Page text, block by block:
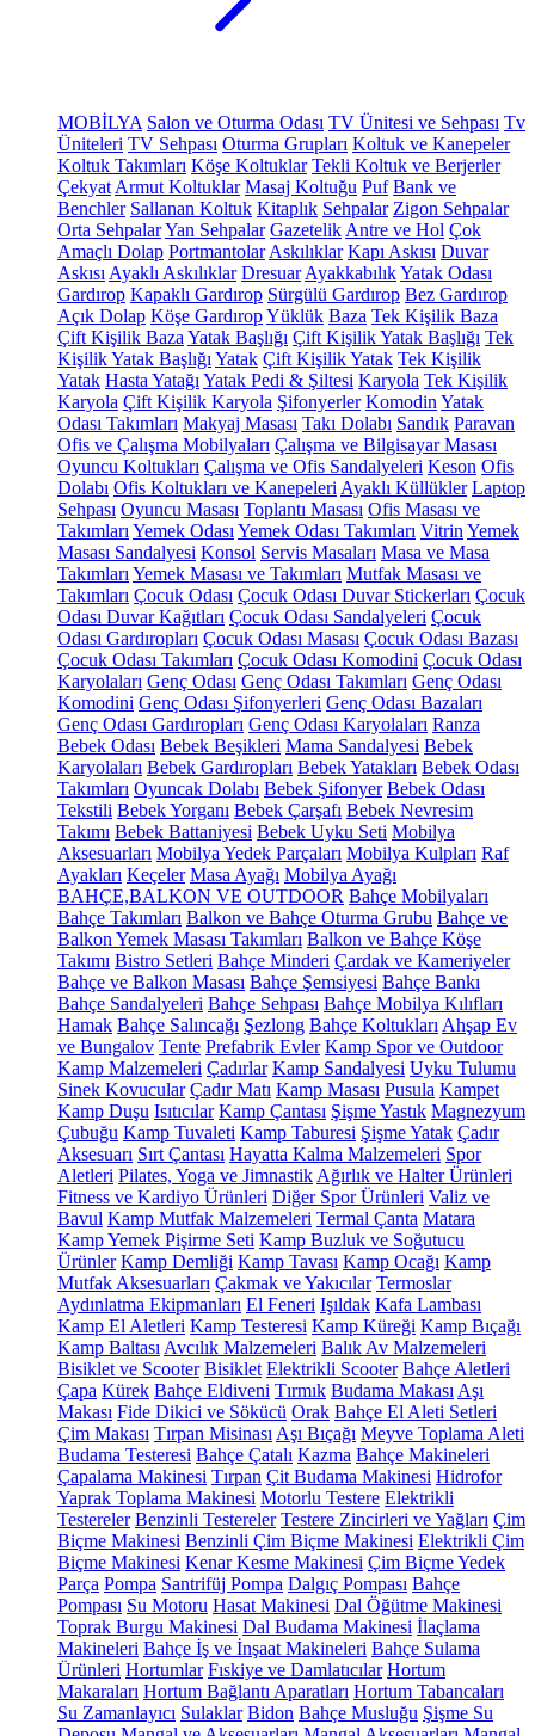
MOBİLYA Salon ve Oturma Odası TV Ünitesi ve Sehpası Tv
Üniteleri TV Sehpası Oturma Grupları Koltuk ve Kanepeler
Koltuk Takımları Köşe Koltuklar Tekli Koltuk ve Berjerler
Çekyat Armut Koltuklar Masaj Koltuğu Puf Bank ve
Benchler Sallanan Koltuk Kitaplık Sehpalar Zigon Sehpalar
Orta SehpalarYan Sehpalar Gazetelik Antre ve Hol Çok
Amaçlı Dolap Portmantolar Askılıklar Kapı Askısı Duvar
Askısı Ayaklı Askılıklar Dresuar AyakkabılıkYatak Odası
Gardırop Kapaklı Gardırop Sürgülü Gardırop Bez Gardırop
Açık Dolap Köşe GardıropYüklük Baza Tek Kişilik Baza
Çift Kişilik Baza Yatak Başlığı Çift Kişilik Yatak Başlığı Tek
Kişilik Yatak Başlığı Yatak Çift Kişilik Yatak Tek Kişilik
Yatak Hasta Yatağı Yatak Pedi & Şiltesi Karyola Tek Kişilik
Karyola Çift Kişilik Karyola Şifonyerler Komodin Yatak
Odası Takımları Makyaj Masası Takı Dolabı Sandık Paravan
Ofis ve Çalışma Mobilyaları Çalışma ve Bilgisayar Masası
Oyuncu Koltukları Çalışma ve Ofis Sandalyeleri Keson Ofis
Dolabı Ofis Koltukları ve Kanepeleri Ayaklı Küllükler Laptop
Sehpası Oyuncu Masası Toplantı Masası Ofis Masası ve
Takımları Yemek Odası Yemek Odası Takımları Vitrin Yemek
Masası Sandalyesi Konsol Servis Masaları Masa ve Masa
Takımları Yemek Masası ve Takımları Mutfak Masası ve
Takımları Çocuk Odası Çocuk Odası Duvar Stickerları Çocuk
Odası Duvar Kağıtları Çocuk Odası Sandalyeleri Çocuk
Odası Gardıropları Çocuk Odası Masası Çocuk Odası Bazası
Çocuk Odası Takımları Çocuk Odası Komodini Çocuk Odası
Karyolaları Genç Odası Genç Odası Takımları Genç Odası
Komodini Genç Odası Şifonyerleri Genç Odası Bazaları
Genç Odası Gardıropları Genç Odası Karyolaları Ranza
Bebek Odası Bebek Beşikleri Mama Sandalyesi Bebek
Karyolaları Bebek Gardıropları Bebek Yatakları Bebek Odası
Takımları Oyuncak Dolabı Bebek Şifonyer Bebek Odası
Tekstili Bebek Yorganı Bebek Çarşafı Bebek Nevresim
Takımı Bebek Battaniyesi Bebek Uyku Seti Mobilya
Aksesuarları Mobilya Yedek Parçaları Mobilya Kulpları Raf
Ayakları Keçeler Masa Ayağı Mobilya Ayağı
BAHÇE,BALKON VE OUTDOOR Bahçe Mobilyaları
Bahçe Takımları Balkon ve Bahçe Oturma Grubu Bahçe ve
Balkon Yemek Masası Takımları Balkon ve Bahçe Köşe
Takımı Bistro Setleri Bahçe Minderi Çardak ve Kameriyeler
Bahçe ve Balkon Masası Bahçe Şemsiyesi Bahçe Bankı
Bahçe Sandalyeleri Bahçe Sehpası Bahçe Mobilya Kılıfları
Hamak Bahçe Salıncağı Şezlong Bahçe Koltukları Ahşap Ev
ve Bungalov Tente Prefabrik Evler Kamp Spor ve Outdoor
Kamp Malzemeleri Çadırlar Kamp Sandalyesi Uyku Tulumu
Sinek Kovucular Çadır Matı Kamp Masası Pusula Kampet
Kamp Duşu Isıtıcılar Kamp Çantası Şişme Yastık Magnezyum
Çubuğu Kamp Tuvaleti Kamp Taburesi Şişme Yatak Çadır
Aksesuarı Sırt Çantası Hayatta Kalma Malzemeleri Spor
Aletleri Pilates, Yoga ve Jimnastik Ağırlık ve Halter Ürünleri
Fitness ve Kardiyo Ürünleri Diğer Spor Ürünleri Valiz ve
Bavul Kamp Mutfak Malzemeleri Termal Çanta Matara
Kamp Yemek Pişirme Seti Kamp Buzluk ve Soğutucu
Ürünler Kamp Demliği Kamp Tavası Kamp Ocağı Kamp
Mutfak Aksesuarları Çakmak ve Yakıcılar Termoslar
Aydınlatma Ekipmanları El Feneri Işıldak Kafa Lambası
Kamp El Aletleri Kamp Testeresi Kamp Küreği Kamp Bıçağı
Kamp Baltası Avcılık Malzemeleri Balık Av Malzemeleri
Bisiklet ve Scooter Bisiklet Elektrikli Scooter Bahçe Aletleri
Çapa Kürek Bahçe Eldiveni Tırmık Budama Makası Aşı
Makası Fide Dikici ve Sökücü Orak Bahçe El Aleti Setleri
Çim Makası Tırpan Misinası Aşı Bıçağı Meyve Toplama Aleti
Budama Testeresi Bahçe Çatalı Kazma Bahçe Makineleri
Çapalama Makinesi Tırpan Çit Budama Makinesi Hidrofor
Yaprak Toplama Makinesi Motorlu Testere Elektrikli
Testereler Benzinli Testereler Testere Zincirleri ve Yağları Çim
Biçme Makinesi Benzinli Çim Biçme Makinesi Elektrikli Çim
Biçme Makinesi Kenar Kesme Makinesi Çim Biçme Yedek
Parça Pompa Santrifüj Pompa Dalgıç Pompası Bahçe
Pompası Su Motoru Hasat Makinesi Dal Öğütme Makinesi
Toprak Burgu Makinesi Dal Budama Makinesi İlaçlama
Makineleri Bahçe İş ve İnşaat Makineleri Bahçe Sulama
Ürünleri Hortumlar Fıskiye ve Damlatıcılar Hortum
Makaraları Hortum Bağlantı Aparatları Hortum Tabancaları
Su Zamanlayıcı Sulaklar Bidon Bahçe Musluğu Şişme Su